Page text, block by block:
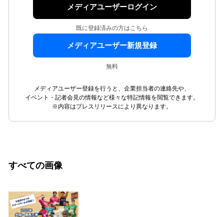
メディアユーザーログイン
既に登録済みの方はこちら
メディアユーザー新規登録
無料
メディアユーザー登録を行うと、企業担当者の連絡先や、
イベント・記者会見の情報など様々な特記情報を閲覧できます。
※内容はプレスリリースにより異なります。
すべての画像